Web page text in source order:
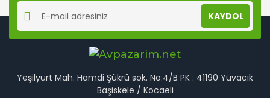
KAYDOL
Yeşilyurt Mah. Hamdi Şükrü sok. No:4/B PK : 41190 Yuvacık
Başiskele / Kocaeli